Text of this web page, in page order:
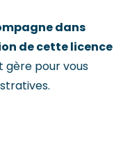
dans
de cette licence
gère pour vous